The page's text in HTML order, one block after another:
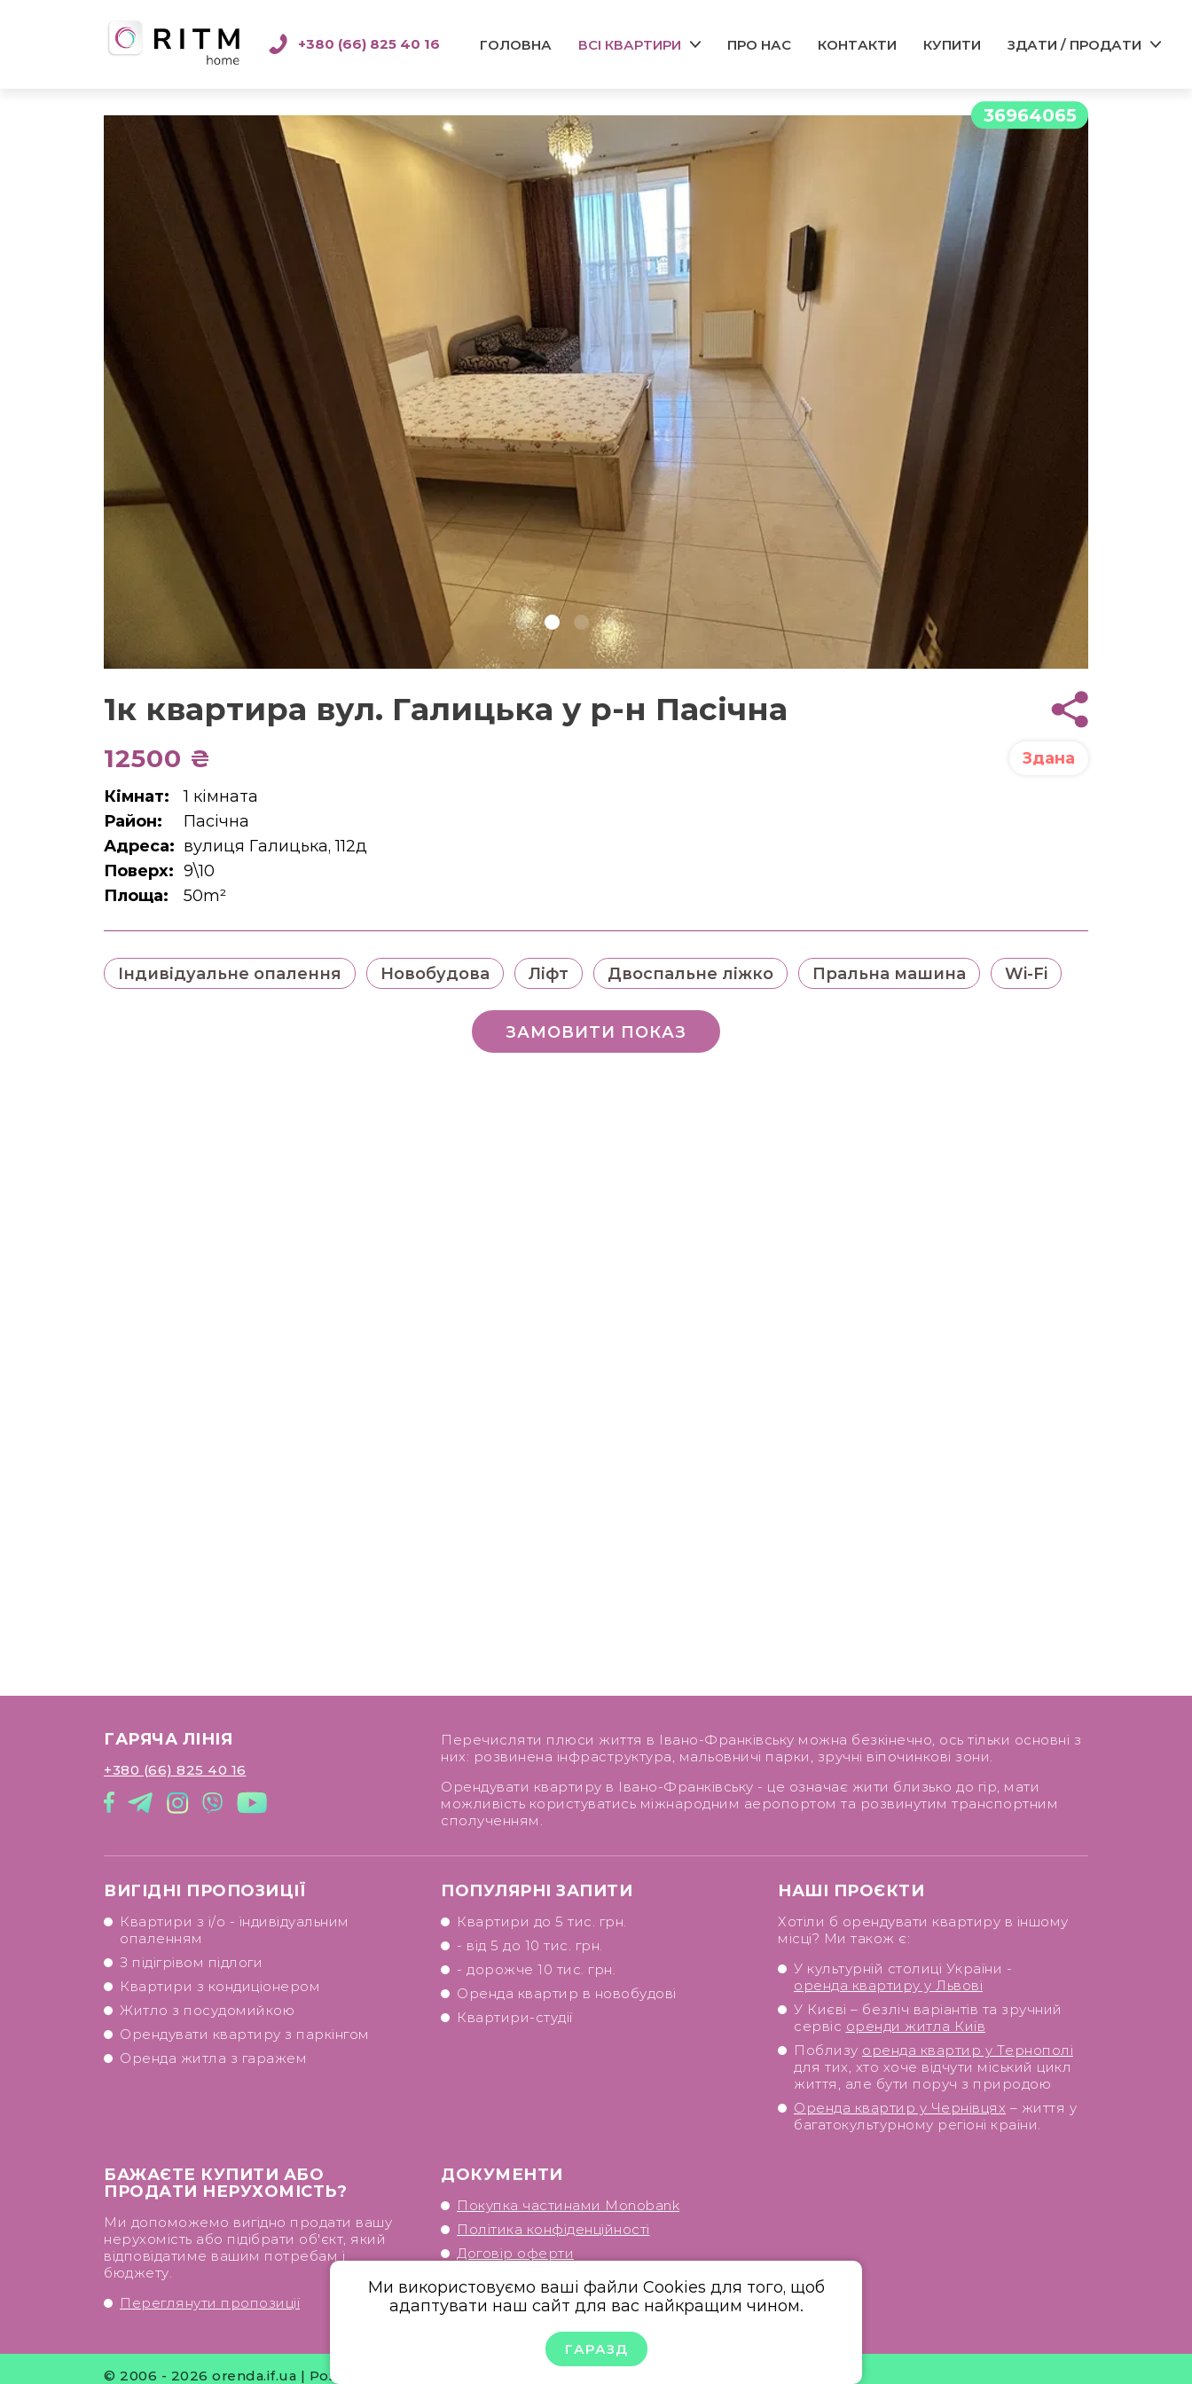
+380 (66) 825 40 16 ГОЛОВНА ВСІ КВАРТИРИ ПРО НАС КОНТАКТИ КУПИТИ ЗДАТИ / ПРОДАТИ
36964065
1к квартира вул. Галицька у р-н Пасічна
12500 ₴
Здана
Кімнат:
1 кімната
Район:
Пасічна
Адреса: вулиця Галицька, 112д
Поверх: 9\10
Площа:
50m²
Індивідуальне опалення Новобудова Ліфт Двоспальне ліжко Пральна машина Wi-Fi
ЗАМОВИТИ ПОКАЗ
ГАРЯЧА ЛІНІЯ
+380 (66) 825 40 16
Перечисляти плюси життя в Івано-Франківську можна безкінечно, ось тільки основні з
них: розвинена інфраструктура, мальовничі парки, зручні віпочинкові зони.
Орендувати квартиру в Івано-Франківську - це означає жити близько до гір, мати
можливість користуватись міжнародним аеропортом та розвинутим транспортним
сполученням.
ВИГІДНІ ПРОПОЗИЦІЇ
Квартири з і/о - індивідуальним
опаленням
З підігрівом підлоги
Квартири з кондиціонером
Житло з посудомийкою
Орендувати квартиру з паркінгом
Оренда житла з гаражем
ПОПУЛЯРНІ ЗАПИТИ
Квартири до 5 тис. грн.
- від 5 до 10 тис. грн.
- дорожче 10 тис. грн.
Оренда квартир в новобудові
Квартири-студії
НАШІ ПРОЄКТИ
Хотіли б орендувати квартиру в іншому
місці? Ми також є:
У культурній столиці України -
оренда квартиру у Львові
У Києві – безліч варіантів та зручний
сервіс оренди житла Київ
Поблизу оренда квартир у Тернополі
для тих, хто хоче відчути міський цикл
життя, але бути поруч з природою
Оренда квартир у Чернівцях – життя у
багатокультурному регіоні країни.
БАЖАЄТЕ КУПИТИ АБО
ПРОДАТИ НЕРУХОМІСТЬ?
Ми допоможемо вигідно продати вашу
нерухомість або підібрати об'єкт, який
відповідатиме вашим потребам і
бюджету.
Переглянути пропозиції
ДОКУМЕНТИ
Покупка частинами Monobank
Політика конфіденційності
Договір оферти
© 2006 - 2026 orenda.if.ua | Розроблено студією
Ми використовуємо ваші файли Cookies для того, щоб
адаптувати наш сайт для вас найкращим чином.
ГАРАЗД